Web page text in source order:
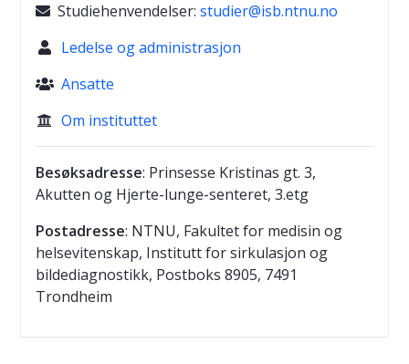
 Studiehenvendelser: studier@isb.ntnu.no
 Ledelse og administrasjon
 Ansatte
 Om instituttet
Besøksadresse: Prinsesse Kristinas gt. 3,
Akutten og Hjerte-lunge-senteret, 3.etg
Postadresse: NTNU, Fakultet for medisin og
helsevitenskap, Institutt for sirkulasjon og
bildediagnostikk, Postboks 8905, 7491
Trondheim